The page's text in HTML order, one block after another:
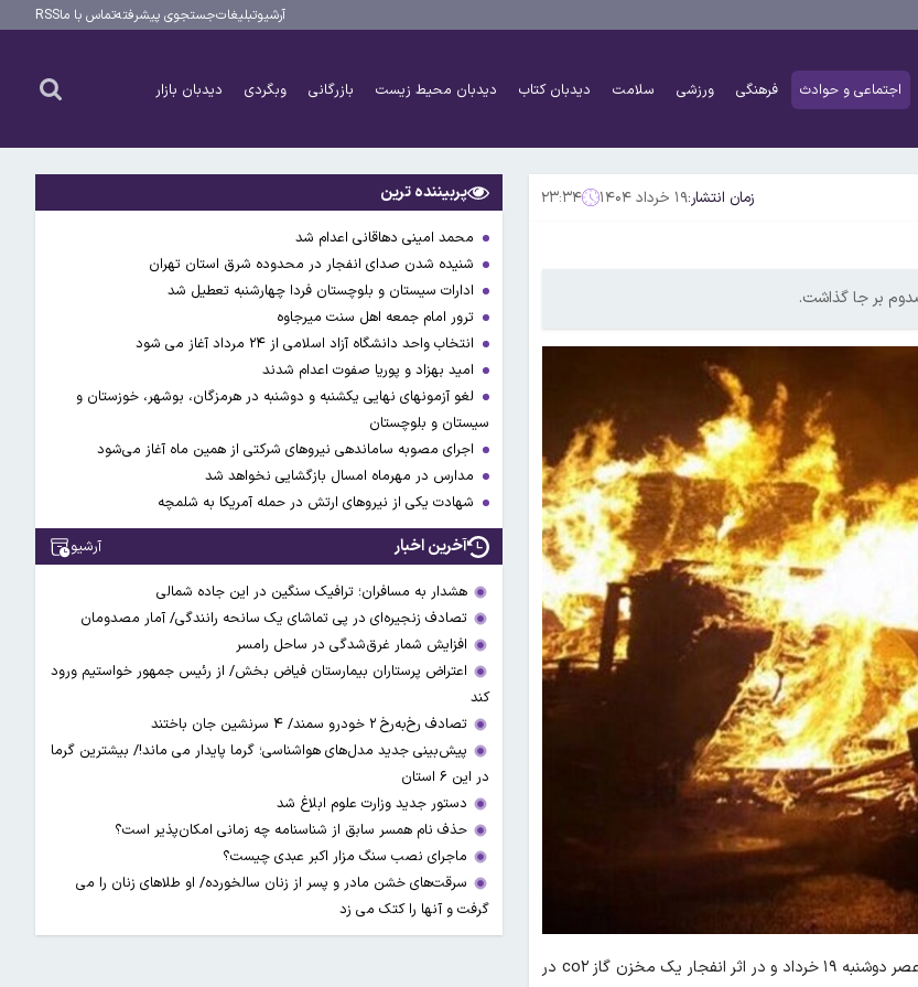
آرشیوتبلیغاتجستجوی پیشرفتهتماس با ماRSS
اجتماعی و حوادث فرهنگی ورزشی سلامت دیدبان کتاب دیدبان محیط زیست بازرگانی وبگردی دیدبان بازار
زمان انتشار:۱۹ خرداد ۱۴۰۴ ۲۳:۳۴
؛ رسول غلامیان، سرپرست اورژانس نطنز اظهار کرد: عصر دوشنبه ۱۹ خرداد و در اثر انفجار یک مخزن گاز co۲ در
پربیننده ترین
محمد امینی دهاقانی اعدام شد
شنیده شدن صدای انفجار در محدوده شرق استان تهران
ادارات سیستان و بلوچستان فردا چهارشنبه تعطیل شد
ترور امام جمعه اهل سنت میرجاوه
انتخاب واحد دانشگاه آزاد اسلامی از ۲۴ مرداد آغاز می شود
امید بهزاد و پوریا صفوت اعدام شدند
لغو آزمونهای نهایی یکشنبه و دوشنبه در هرمزگان، بوشهر، خوزستان و
سیستان و بلوچستان
اجرای مصوبه ساماندهی نیرو‌های شرکتی از همین ماه آغاز می‌شود
مدارس در مهرماه امسال بازگشایی نخواهد شد
شهادت یکی از نیروهای ارتش در حمله آمریکا به شلمچه
آخرین اخبار آرشیو
هشدار به مسافران؛ ترافیک سنگین در این جاده شمالی
تصادف زنجیره‌ای در پی تماشای یک سانحه رانندگی/ آمار مصدومان
افزایش شمار غرق‌شدگی در ساحل رامسر
اعتراض پرستاران بیمارستان فیاض بخش/ از رئیس جمهور خواستیم ورود
کند
تصادف رخ‌به‌رخ ۲ خودرو سمند/ ۴ سرنشین جان باختند
پیش‌بینی جدید مدل‌های هواشناسی؛ گرما پایدار می ماند!/ بیشترین گرما
در این ۶ استان
دستور جدید وزارت علوم ابلاغ شد
حذف نام همسر سابق از شناسنامه چه زمانی امکان‌پذیر است؟
ماجرای نصب سنگ مزار اکبر عبدی چیست؟
سرقت‌های خشن مادر و پسر از زنان سالخورده/ او طلاهای زنان را می
گرفت و آنها را کتک می زد